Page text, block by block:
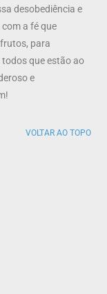
desobediência e
a fé que
para
que estão ao
e
VOLTAR AO TOPO